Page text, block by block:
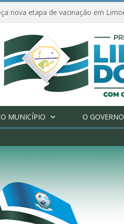
O MUNICÍPIO O GOVERNO